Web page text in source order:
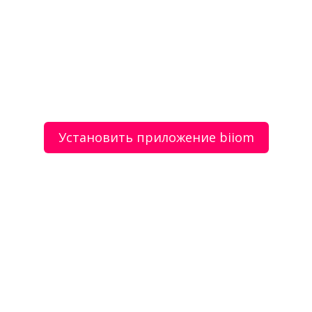
Установить приложение biiom